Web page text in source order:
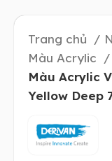
Trang chủ
Màu Acrylic
Màu Acrylic
Yellow Deep